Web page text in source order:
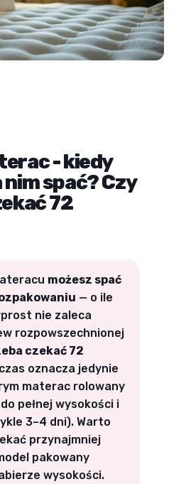
- kiedy
nim spać? Czy
72
możesz spać
— o ile
nie zaleca
rozpowszechnionej
czekać 72
oznacza jedynie
materac rolowany
pełnej wysokości i
3–4 dni). Warto
przynajmniej
pakowany
wysokości.